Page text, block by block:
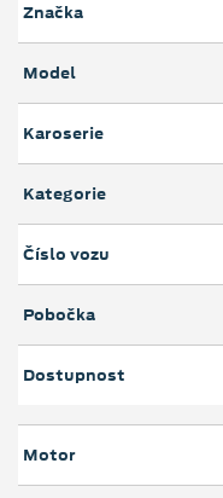
Značka
Model
Karoserie
Kategorie
Číslo vozu
Pobočka
Dostupnost
Motor